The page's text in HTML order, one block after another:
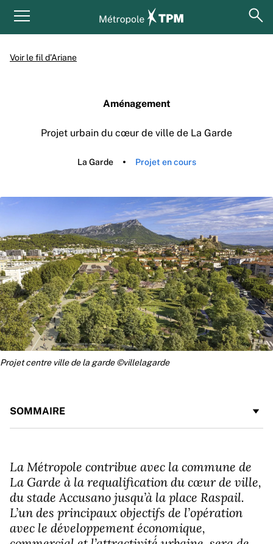
Menu principal
Voir le fil d’Ariane
Aménagement
Projet urbain du cœur de ville de La Garde
La Garde Projet en cours
Projet centre ville de la garde ©villelagarde
SOMMAIRE
La Métropole contribue avec la commune de
La Garde à la requalification du cœur de ville,
du stade Accusano jusqu’à la place Raspail.
L’un des principaux objectifs de l’opération
avec le développement économique,